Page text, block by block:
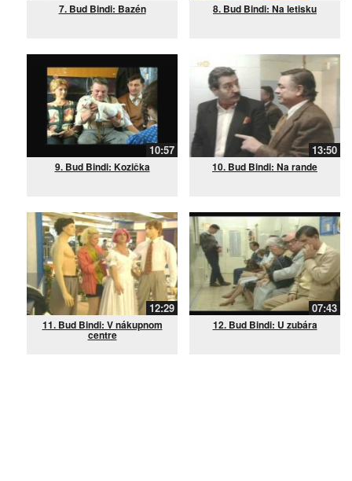
7. Bud Bindi: Bazén 8. Bud Bindi: Na letisku
10:57
9. Bud Bindi: Kozička
13:50
10. Bud Bindi: Na rande
12:29
11. Bud Bindi: V nákupnom
centre
07:43
12. Bud Bindi: U zubára